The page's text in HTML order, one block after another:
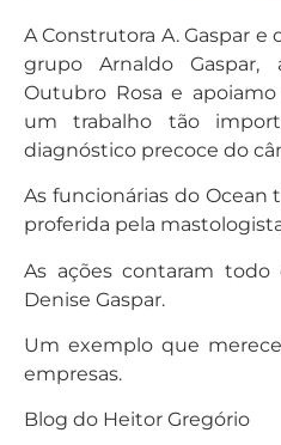
A Construtora A. Gaspar e
grupo Arnaldo Gaspar,
Outubro Rosa e
um trabalho tão
diagnóstico precoce do
As funcionárias do Ocean
proferida pela
As ações contaram
Denise Gaspar.
Um exemplo que
empresas.
Blog do Heitor Gregório